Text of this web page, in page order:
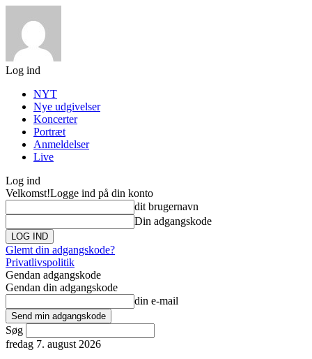
Log ind
NYT
Nye udgivelser
Koncerter
Portræt
Anmeldelser
Live
Log ind
Velkomst!Logge ind på din konto
dit brugernavn
Din adgangskode
Glemt din adgangskode?
Privatlivspolitik
Gendan adgangskode
Gendan din adgangskode
din e-mail
Søg
fredag 7. august 2026